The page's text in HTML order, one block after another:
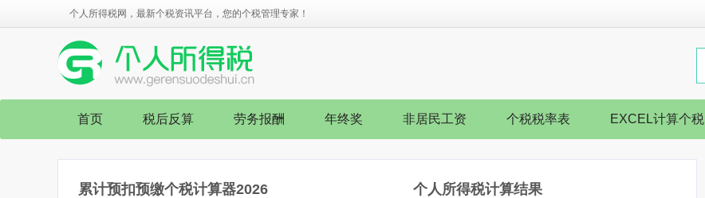
个人所得税网，最新个税资讯平台，您的个税管理专家！
首页 税后反算 劳务报酬 年终奖 非居民工资 个税税率表 EXCEL计算个税
累计预扣预缴个税计算器2026 个人所得税计算结果